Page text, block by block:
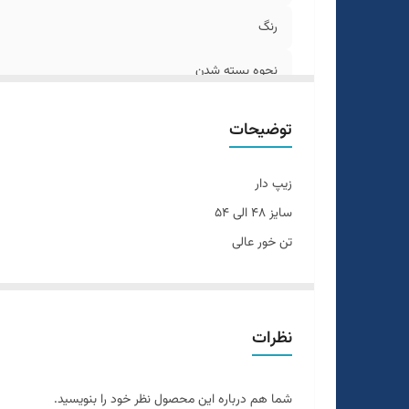
رنگ
نحوه بسته شدن
توضیحات
زیپ دار
سایز ۴۸ الی ۵۴
تن خور عالی
نظرات
شما هم درباره این محصول نظر خود را بنویسید.